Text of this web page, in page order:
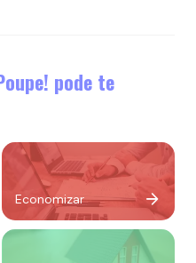
pode te
Economizar